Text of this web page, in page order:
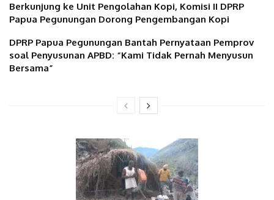
Berkunjung ke Unit Pengolahan Kopi, Komisi II DPRP
Papua Pegunungan Dorong Pengembangan Kopi
DPRP Papua Pegunungan Bantah Pernyataan Pemprov
soal Penyusunan APBD: “Kami Tidak Pernah Menyusun
Bersama”